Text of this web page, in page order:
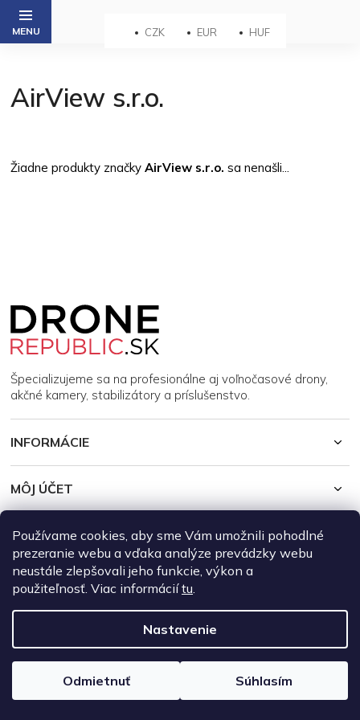
Používame cookies, aby sme Vám umožnili pohodlné
prezeranie webu a vďaka analýze prevádzky webu
neustále zlepšovali jeho funkcie, výkon a
použiteľnosť. Viac informáciítu.
Nastavenie
Odmietnuť Súhlasím
Prejsť
obsah
CZK EUR HUF
AirView s.r.o.
Žiadne produkty značky AirView s.r.o. sa nenašli...
Špecializujeme sa na profesionálne aj voľnočasové drony,
akčné kamery, stabilizátory a príslušenstvo.
INFORMÁCIE
MÔJ ÚČET
Vytvoril Shoptet
Copyright 2026DroneRepublic.sk . Všetky práva vyhradené.Upraviť
nastavenie cookies